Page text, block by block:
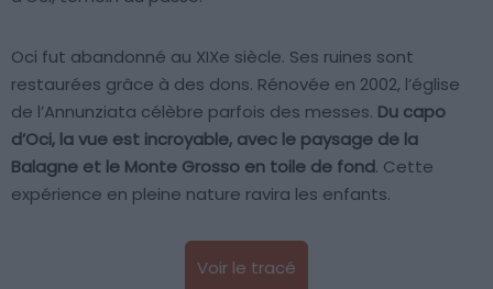
Oci fut abandonné au XIXe siècle. Ses ruines sont
restaurées grâce à des dons. Rénovée en 2002, l’église
de l’Annunziata célèbre parfois des messes. Du capo
d’Oci, la vue est incroyable, avec le paysage de la
Balagne et le Monte Grosso en toile de fond. Cette
expérience en pleine nature ravira les enfants.
Voir le tracé